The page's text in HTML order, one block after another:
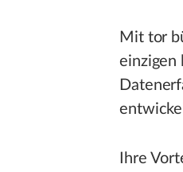
Mit tor
einzigen
Ihre